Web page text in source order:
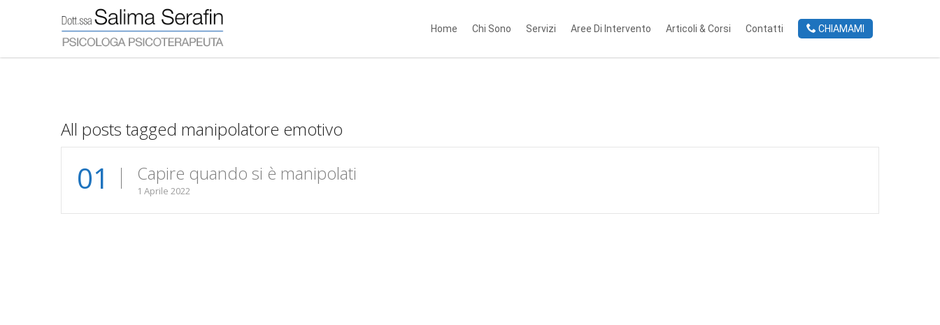
Home Chi Sono Servizi Aree Di Intervento Articoli & Corsi Contatti CHIAMAMI
All posts tagged manipolatore emotivo
01 Capire quando si è manipolati
1 Aprile 2022